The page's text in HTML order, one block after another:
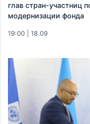
глав стран-участниц
модернизации фонда
19:00 | 18.09